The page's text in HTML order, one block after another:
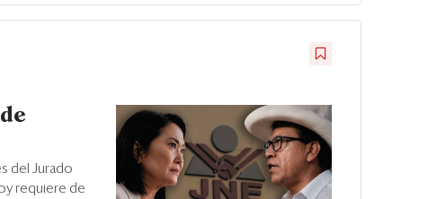
del Jurado
requiere de